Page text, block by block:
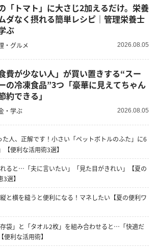
「トマト」に大さじ2加えるだけ。栄養
ダなく摂れる簡単レシピ｜管理栄養士
ぶ
・グルメ 2026.08.05
食費が少ない人」が買い置きする“スー
の冷凍食品”3つ「豪華に見えてちゃん
約できる」
・学ぶ 2026.08.05
た人、正解です！小さい「ペットボトルのふた」に6
便利な活用術3選】
ると…「夫に言いたい」「見た目がきれい」【夏の
選】
と横を縫うと便利になる！マネしたい【夏の便利ワ
存袋」と「タオル2枚」を組み合わせると…「快適だ
利な活用術】